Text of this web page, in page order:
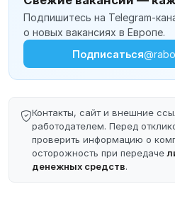
Подпишитесь на Telegram-
о новых вакансиях в Европе.
Подписаться
Контакты, сайт и внешние
работодателем. Перед
проверить информацию о
осторожность при передаче
денежных средств.